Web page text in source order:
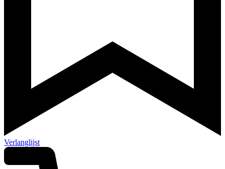
Verlanglijst